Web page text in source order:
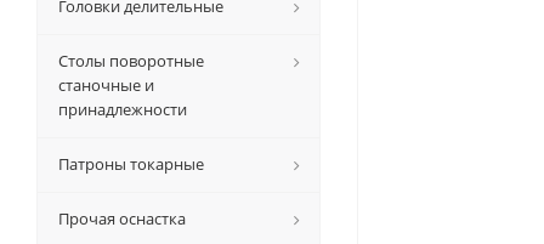
Головки делительные
Столы поворотные
станочные и
принадлежности
Патроны токарные
Прочая оснастка